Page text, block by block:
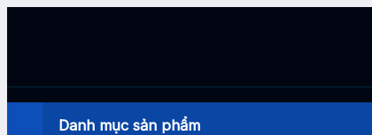
Danh mục sản phẩm